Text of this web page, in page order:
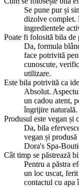
Se pune pur și
dizolve complet.
ingredientele
Poate fi folosită bila de
Da, formula
face potrivită
cunoscute,
utilizare.
Este bila potrivită ca
Absolut.
un cadou atent,
îngrijire naturală.
Produsul este vegan și
Da, bila
vegan și
Dora's Spa-
Cât timp se păstrează
Pentru a păstra
un loc uscat,
contactul cu apa